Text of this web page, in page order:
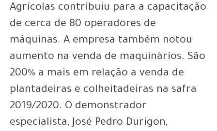
Agrícolas contribuiu para a capacitação
de cerca de 80 operadores de
máquinas. A empresa também notou
aumento na venda de maquinários. São
200% a mais em relação a venda de
plantadeiras e colheitadeiras na safra
2019/2020. O demonstrador
especialista, José Pedro Durigon,